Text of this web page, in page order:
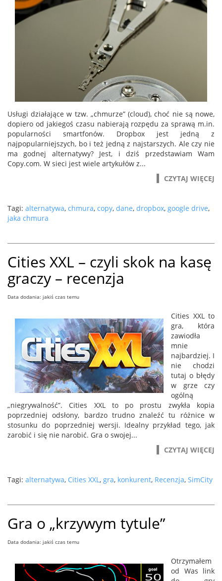
Usługi działające w tzw. „chmurze” (cloud), choć nie są nowe,
dopiero od jakiegoś czasu nabierają rozpędu za sprawą m.in.
popularności smartfonów. Dropbox jest jedną z
najpopularniejszych, bo i też jedną z najstarszych. Ale czy nie
ma godnej alternatywy? Jest, i dziś przedstawiam Wam
Copy.com. W sieci jest wiele artykułów z...
CZYTAJ WIĘCEJ
Tagi: alternatywa, chmura, copy, dane, dropbox, google drive,
jaka chmura
Cities XXL – czyli skok na kasę
graczy – recenzja
Data dodania: jakiś czas temu
Cities XXL to
gra, która
zawiodła
mnie
najbardziej. I
nie chodzi
tutaj o błędy
w grze czy
ogólną
„niegrywalność”. Cities XXL to po prostu zwykła kopia
poprzedniej odsłony, bardzo trudno znaleźć tu różnice w
stosunku do poprzedniej wersji. Idealny przykład tego, jak
zarobić i się nie narobić. Gra o swojej...
CZYTAJ WIĘCEJ
Tagi: alternatywa, Cities XXL, gra, konkurent, Recenzja, SimCity
Gra o „krzywym tytule”
Data dodania: jakiś czas temu
Otrzymałem
od Was link